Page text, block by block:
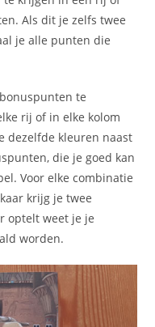
Als dit je zelfs twee
je alle punten die
te
rij of in elke kolom
dezelfde kleuren naast
die je goed kan
Voor elke combinatie
krijg je twee
optelt weet je je
worden.